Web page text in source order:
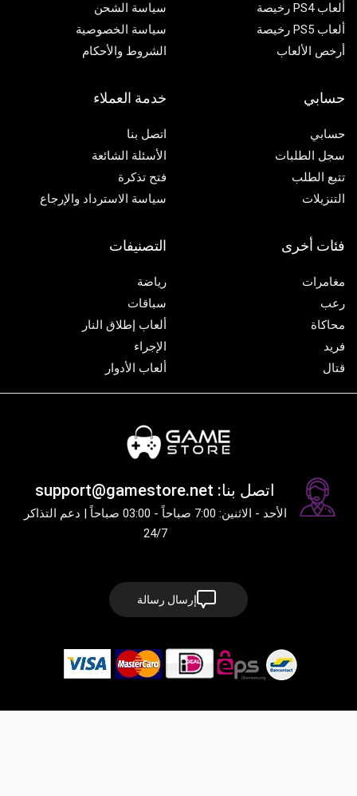
سياسة الشحن
سياسة الخصوصية
الشروط والأحكام
ألعاب PS4 رخيصة
ألعاب PS5 رخيصة
أرخص الألعاب
خدمة العملاء
اتصل بنا
الأسئلة الشائعة
فتح تذكرة
سياسة الاسترداد والإرجاع
حسابي
حسابي
سجل الطلبات
تتبع الطلب
التنزيلات
التصنيفات
رياضة
سباقات
ألعاب إطلاق النار
الإجراء
ألعاب الأدوار
فئات أخرى
مغامرات
رعب
محاكاة
فريد
قتال
اتصل بنا: support@gamestore.net
الأحد - الاثنين: 7:00 صباحاً - 03:00 صباحاً | دعم التذاكر
24/7
إرسال رسالة